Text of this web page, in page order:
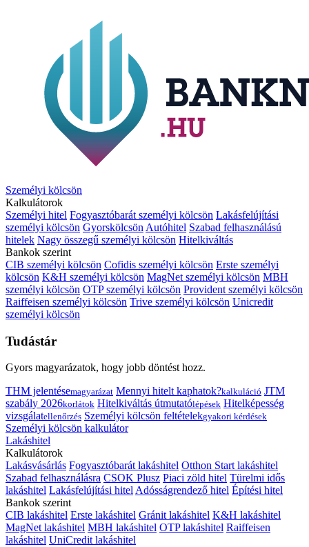
Személyi kölcsön
Kalkulátorok
Személyi hitel Fogyasztóbarát személyi kölcsön Lakásfelújítási
személyi kölcsön Gyorskölcsön Autóhitel Szabad felhasználású
hitelek Nagy összegű személyi kölcsön Hitelkiváltás
Bankok szerint
CIB személyi kölcsön Cofidis személyi kölcsön Erste személyi
kölcsön K&H személyi kölcsön MagNet személyi kölcsön MBH
személyi kölcsön OTP személyi kölcsön Provident személyi kölcsön
Raiffeisen személyi kölcsön Trive személyi kölcsön Unicredit
személyi kölcsön
Tudástár
Gyors magyarázatok, hogy jobb döntést hozz.
THM jelentésemagyarázat Mennyi hitelt kaphatok?kalkuláció JTM
szabály 2026korlátok Hitelkiváltás útmutatólépések Hitelképesség
vizsgálatellenőrzés Személyi kölcsön feltételekgyakori kérdések
Személyi kölcsön kalkulátor
Lakáshitel
Kalkulátorok
Lakásvásárlás Fogyasztóbarát lakáshitel Otthon Start lakáshitel
Szabad felhasználásra CSOK Plusz Piaci zöld hitel Türelmi idős
lakáshitel Lakásfelújítási hitelAdósságrendező hitel Építési hitel
Bankok szerint
CIB lakáshitel Erste lakáshitel Gránit lakáshitel K&H lakáshitel
MagNet lakáshitel MBH lakáshitel OTP lakáshitel Raiffeisen
lakáshitel UniCredit lakáshitel